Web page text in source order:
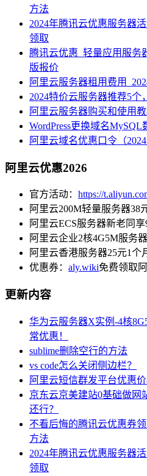
方法
2024年腾讯云优惠服务器
领取
腾讯云优惠_轻量应用服务
版报价
阿里云服务器租用费用
2024特价云服务器推荐5个
阿里云服务器购买和使用教
WordPress更换域名
阿里云域名优惠口令（2024
阿里云优惠2026
官方活动： https://
阿里云200M轻量服务器38
阿里云ECS服务器新老同
阿里云企业2核4G5M服务
阿里云香港服务器25元1个
优惠券： aly.wiki免费领取
更新内容
华为云服务器X实例-4核
常优惠！
sublime删除空行的方法
vs code怎么关闭侧边栏？
阿里云短信群发平台优惠
京东云京美建站0基础做网
还行？
不看后悔的腾讯云优惠券
方法
2024年腾讯云优惠服务器
领取